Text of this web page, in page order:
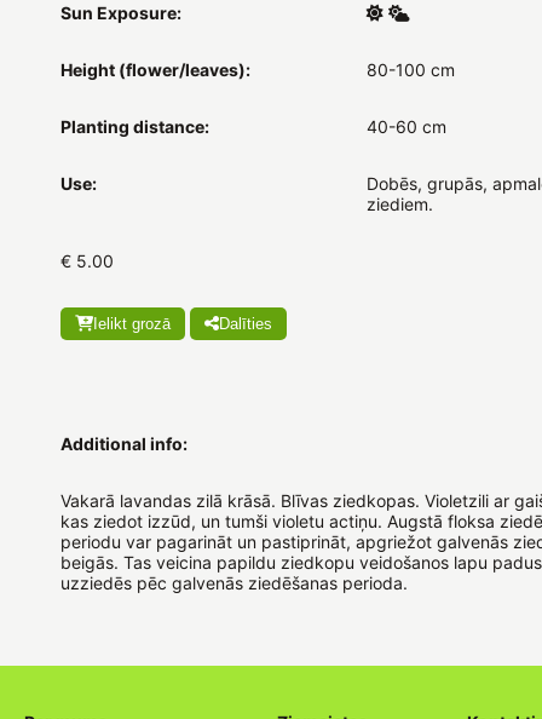
Sun Exposure:
Height (flower/leaves): 80-100 cm
Planting distance: 40-60 cm
Use:
Dobēs, grupās,
ziediem.
€ 5.00
Ielikt grozā Dalīties
Additional info:
Vakarā lavandas zilā krāsā. Blīvas ziedkopas. Violetzili ar
kas ziedot izzūd, un tumši violetu actiņu. Augstā floksa
periodu var pagarināt un pastiprināt, apgriežot galvenās
beigās. Tas veicina papildu ziedkopu veidošanos lapu
uzziedēs pēc galvenās ziedēšanas perioda.